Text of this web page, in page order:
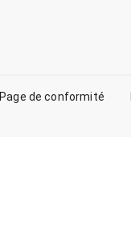
Page de conformité